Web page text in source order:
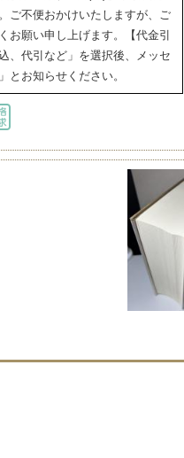
ご不便おかけいたしますが、ご
お願い申し上げます。【代金引
、代引など」を選択後、メッセ
とお知らせください。